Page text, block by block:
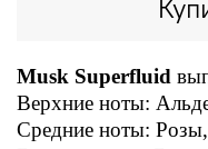
Musk Superfluid
Верхние ноты:
Средние ноты: